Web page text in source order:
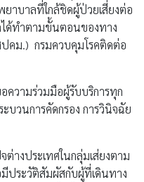
าบาลที่ใกล้ชิดผู้ป่วยเสี่ยงต่อ
ด้ทำตามขั้นตอนของทาง
คม.) กรมควบคุมโรคติดต่อ
ความร่วมมือผู้รับบริการทุก
บวนการคัดกรอง การวินิจฉัย
างประเทศในกลุ่มเส่ยงตาม
ประวัติสัมผัสกับผู้ที่เดินทาง